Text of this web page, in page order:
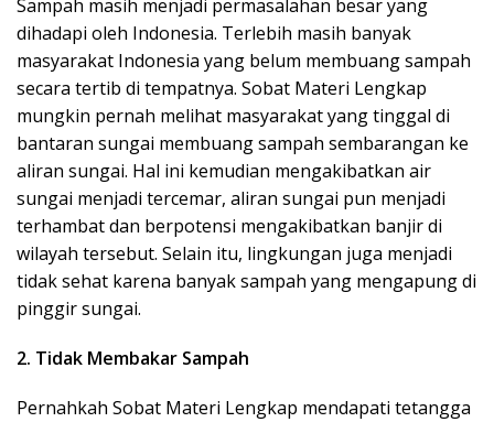
Sampah masih menjadi permasalahan besar yang
dihadapi oleh Indonesia. Terlebih masih banyak
masyarakat Indonesia yang belum membuang sampah
secara tertib di tempatnya. Sobat Materi Lengkap
mungkin pernah melihat masyarakat yang tinggal di
bantaran sungai membuang sampah sembarangan ke
aliran sungai. Hal ini kemudian mengakibatkan air
sungai menjadi tercemar, aliran sungai pun menjadi
terhambat dan berpotensi mengakibatkan banjir di
wilayah tersebut. Selain itu, lingkungan juga menjadi
tidak sehat karena banyak sampah yang mengapung di
pinggir sungai.
2. Tidak Membakar Sampah
Pernahkah Sobat Materi Lengkap mendapati tetangga